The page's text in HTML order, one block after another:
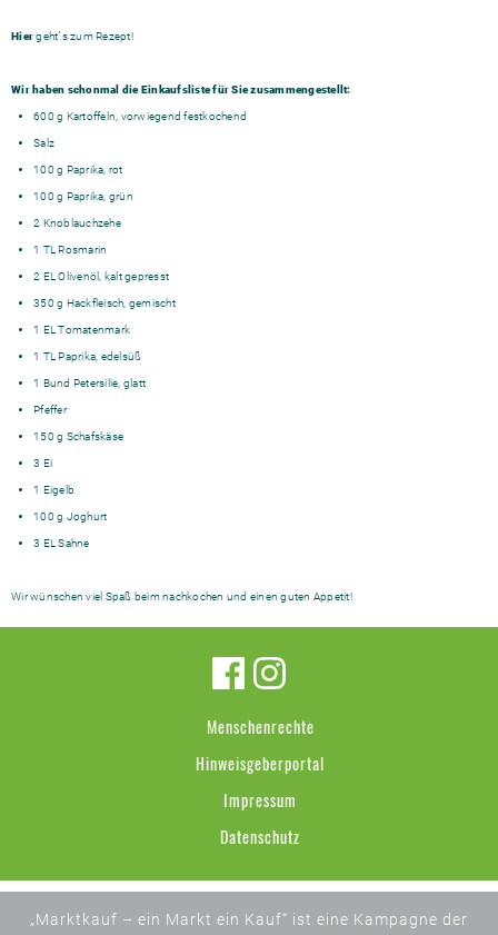
Hier geht´s zum Rezept!
Wir haben schonmal die Einkaufsliste für Sie zusammengestellt:
600 g Kartoffeln, vorwiegend festkochend
Salz
100 g Paprika, rot
100 g Paprika, grün
2 Knoblauchzehe
1 TL Rosmarin
2 EL Olivenöl, kalt gepresst
350 g Hackfleisch, gemischt
1 EL Tomatenmark
1 TL Paprika, edelsüß
1 Bund Petersilie, glatt
Pfeffer
150 g Schafskäse
3 Ei
1 Eigelb
100 g Joghurt
3 EL Sahne
Wir wünschen viel Spaß beim nachkochen und einen guten Appetit!
Menschenrechte
Hinweisgeberportal
Impressum
Datenschutz
„Marktkauf – ein Markt ein Kauf“ ist eine Kampagne der